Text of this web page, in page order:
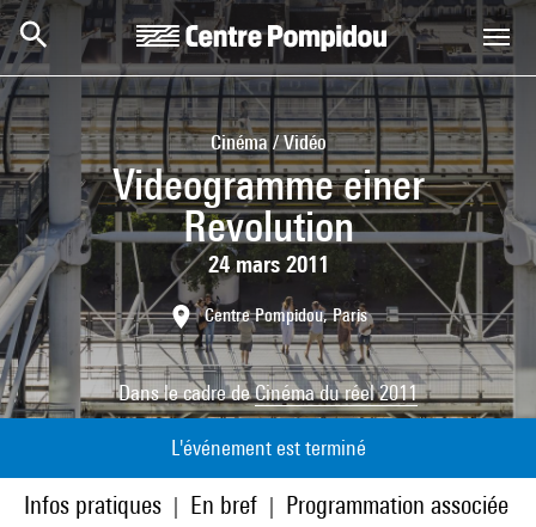
Aller au contenu principal
Centre Pompidou
Cinéma / Vidéo
Videogramme einer
Revolution
24 mars 2011
Centre Pompidou, Paris
Dans le cadre deCinéma du réel 2011
L'événement est terminé
Infos pratiques En bref Programmation associée